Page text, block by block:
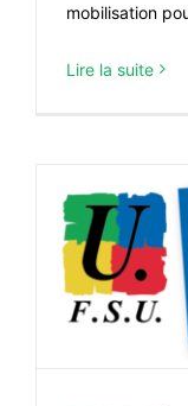
mobilisation
Lire la suite